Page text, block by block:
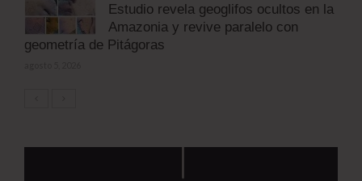
Estudio revela geoglifos ocultos en la
Amazonia y revive paralelo con
geometría de Pitágoras